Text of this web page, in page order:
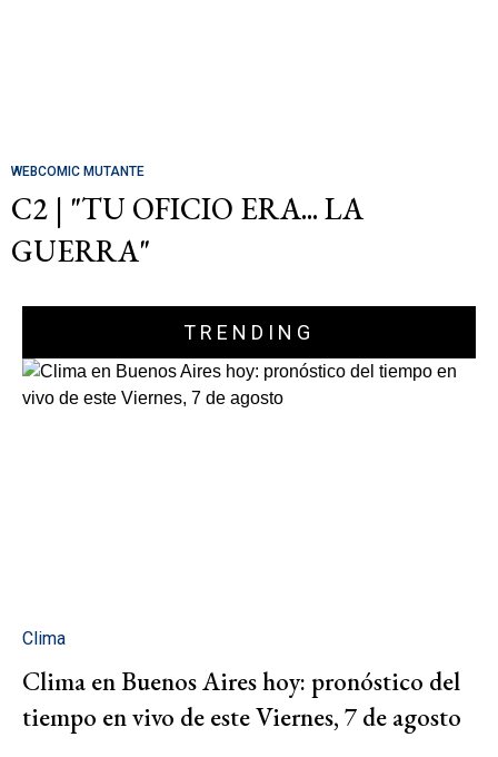
WEBCOMIC MUTANTE
C2 | "TU OFICIO ERA... LA
GUERRA"
TRENDING
Clima
Clima en Buenos Aires hoy: pronóstico del
tiempo en vivo de este Viernes, 7 de agosto